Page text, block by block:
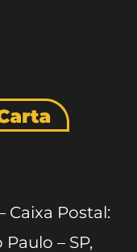
Caixa Postal:
Paulo – SP,